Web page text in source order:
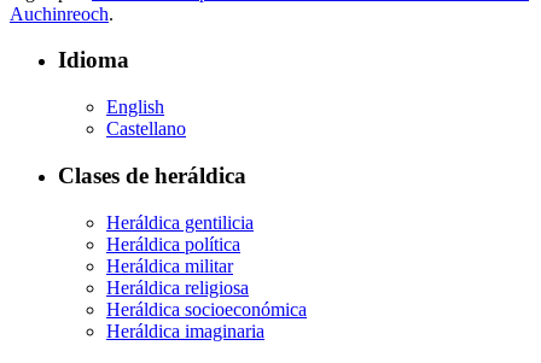
Auchinreoch.
Idioma
English
Castellano
Clases de heráldica
Heráldica gentilicia
Heráldica política
Heráldica militar
Heráldica religiosa
Heráldica socioeconómica
Heráldica imaginaria